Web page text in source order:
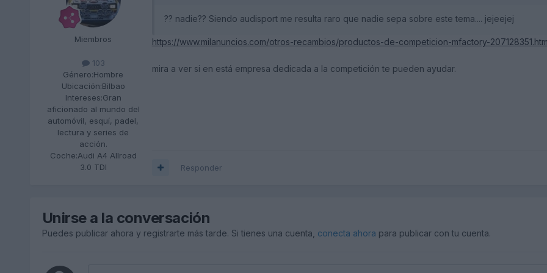
Miembros
103
Género:Hombre
Ubicación:Bilbao
Intereses:Gran
aficionado al mundo del
automóvil, esquí, padel,
lectura y series de
acción.
Coche:Audi A4 Allroad
3.0 TDI
?? nadie?? Siendo audisport me resulta raro que nadie sepa sobre este tema.... jejeejej
https://www.milanuncios.com/otros-recambios/productos-de-competicion-mfactory-
mira a ver si en está empresa dedicada a la competición te pueden ayudar.
Responder
Unirse a la conversación
Puedes publicar ahora y registrarte más tarde. Si tienes una cuenta, conecta ahora para publicar con tu cuenta.